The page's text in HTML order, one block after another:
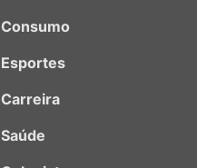
Consumo
Esportes
Carreira
Saúde